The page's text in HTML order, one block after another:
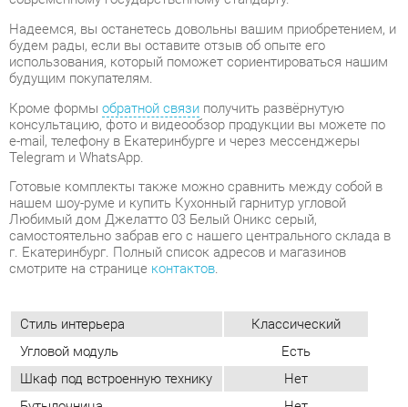
Кроме формыобратной связи получить развёрнутую
консультацию, фото и видеообзор продукции вы можете по
e-mail, телефону в Екатеринбурге и через мессенджеры
Telegram и WhatsApp.
Готовые комплекты также можно сравнить между собой в
нашем шоу-руме и купить Кухонный гарнитур угловой
Любимый дом Джелатто 03 Белый Оникс серый,
самостоятельно забрав его с нашего центрального склада в
г. Екатеринбург. Полный список адресов и магазинов
смотрите на странице
Стиль интерьера Классический
Угловой модуль
Есть
Шкаф под встроенную технику
Класс (кухни)
Медиум
Фотопечать (кух.гарнитуры)
Нет
Материал
Лдсп
Цвет
Белый/оникс серый